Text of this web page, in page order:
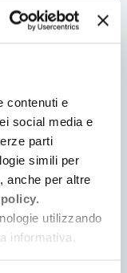
contenuti e
social media e
parti
simili per
anche per altre
utilizzando
informativa,
/